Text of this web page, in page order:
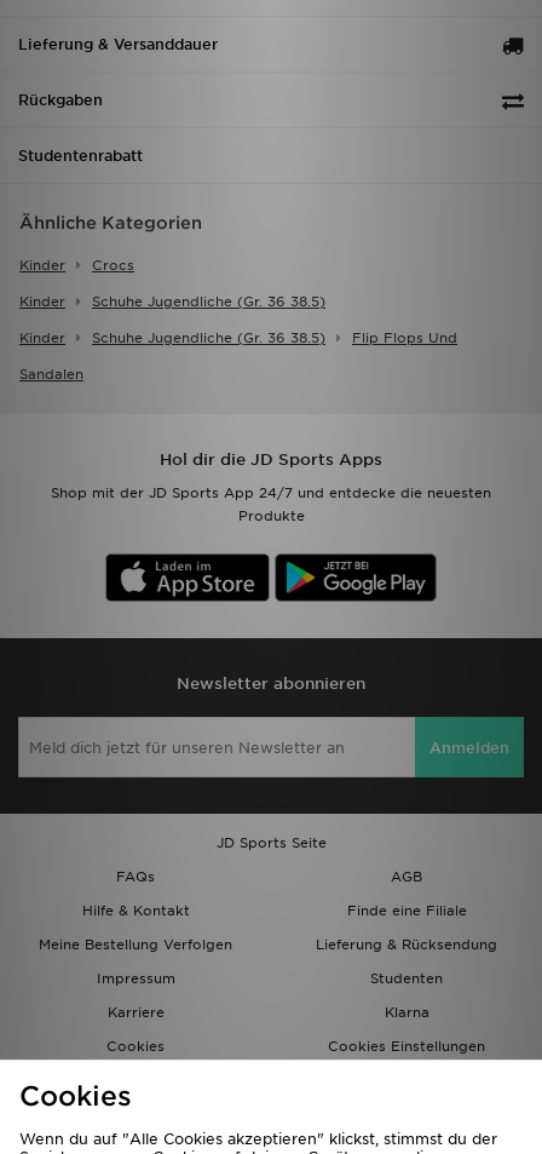
Lieferung & Versanddauer
Rückgaben
Studentenrabatt
Ähnliche Kategorien
Kinder Crocs
Kinder Schuhe Jugendliche (gr. 36 38.5)
Kinder Schuhe Jugendliche (gr. 36 38.5) Flip Flops Und
Sandalen
Hol dir die JD Sports Apps
Shop mit der JD Sports App 24/7 und entdecke die neuesten
Produkte
Newsletter abonnieren
Anmelden
JD Sports Seite
FAQs
AGB
Hilfe & Kontakt
Finde eine Filiale
Meine Bestellung Verfolgen
Lieferung & Rücksendung
Impressum
Studenten
Karriere
Klarna
Cookies
Cookies Einstellungen
Cookies
Wenn du auf "Alle Cookies akzeptieren" klickst, stimmst du der